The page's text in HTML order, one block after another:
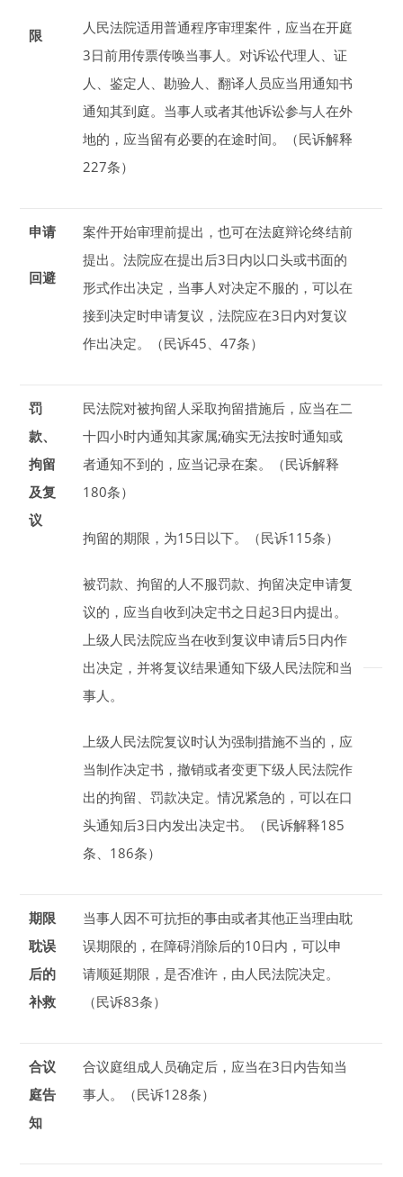
限
人民法院适用普通程序审理案件，应当在开庭
3日前用传票传唤当事人。对诉讼代理人、证
人、鉴定人、勘验人、翻译人员应当用通知书
通知其到庭。当事人或者其他诉讼参与人在外
地的，应当留有必要的在途时间。（民诉解释
227条）
申请
回避
案件开始审理前提出，也可在法庭辩论终结前
提出。法院应在提出后3日内以口头或书面的
形式作出决定，当事人对决定不服的，可以在
接到决定时申请复议，法院应在3日内对复议
作出决定。（民诉45、47条）
罚
款、
拘留
及复
议
民法院对被拘留人采取拘留措施后，应当在二
十四小时内通知其家属;确实无法按时通知或
者通知不到的，应当记录在案。（民诉解释
180条）
拘留的期限，为15日以下。（民诉115条）
被罚款、拘留的人不服罚款、拘留决定申请复
议的，应当自收到决定书之日起3日内提出。
上级人民法院应当在收到复议申请后5日内作
出决定，并将复议结果通知下级人民法院和当
事人。
上级人民法院复议时认为强制措施不当的，应
当制作决定书，撤销或者变更下级人民法院作
出的拘留、罚款决定。情况紧急的，可以在口
头通知后3日内发出决定书。（民诉解释185
条、186条）
期限
耽误
后的
补救
当事人因不可抗拒的事由或者其他正当理由耽
误期限的，在障碍消除后的10日内，可以申
请顺延期限，是否准许，由人民法院决定。
（民诉83条）
合议
庭告
知
合议庭组成人员确定后，应当在3日内告知当
事人。（民诉128条）